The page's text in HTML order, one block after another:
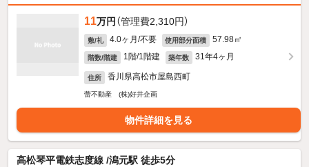
11万円 （管理費2,310円）
敷/礼 4.0ヶ月/不要 使用部分面積 57.98㎡
階数/階建 1階/1階建 築年数 31年4ヶ月
住所 香川県高松市屋島西町
蕾不動産 (株)好井企画
物件詳細を見る
高松琴平電鉄志度線 /潟元駅 徒歩5分